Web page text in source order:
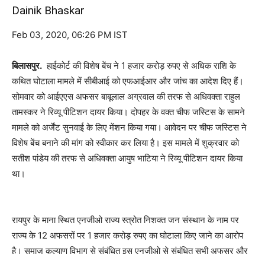
Dainik Bhaskar
Feb 03, 2020, 06:26 PM IST
बिलासपुर. हाईकोर्ट की विशेष बेंच ने 1 हजार करोड़ रुपए से अधिक राशि के
कथित घोटाला मामले में सीबीआई को एफआईआर और जांच का आदेश दिए हैं।
सोमवार को आईएएस अफसर बाबूलाल अग्रवाल की तरफ से अधिवक्ता राहुल
तामस्कर ने रिव्यू पीटिशन दायर किया। दोपहर के वक्त चीफ जस्टिस के सामने
मामले को अर्जेंट सुनवाई के लिए मेंशन किया गया। आवेदन पर चीफ जस्टिस ने
विशेष बेंच बनाने की मांग को स्वीकार कर लिया है। इस मामले में शुक्रवार को
सतीश पांडेय की तरफ से अधिवक्ता आयुष भाटिया ने रिव्यू पीटिशन दायर किया
था।
रायपुर के माना स्थित एनजीओ राज्य स्त्रोत निशक्त जन संस्थान के नाम पर
राज्य के 12 अफसरों पर 1 हजार करोड़ रुपए का घोटाला किए जाने का आरोप
है। समाज कल्याण विभाग से संबंधित इस एनजीओ से संबंधित सभी अफसर और